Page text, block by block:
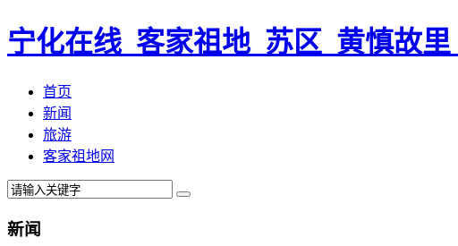
宁化在线_客家祖地_苏区_黄慎故
首页
新闻
旅游
客家祖地网
新闻